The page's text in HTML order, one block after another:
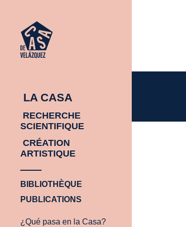
LA CASA
RECHERCHE
SCIENTIFIQUE
CRÉATION
ARTISTIQUE
BIBLIOTHÈQUE
PUBLICATIONS
¿Qué pasa en la Casa?